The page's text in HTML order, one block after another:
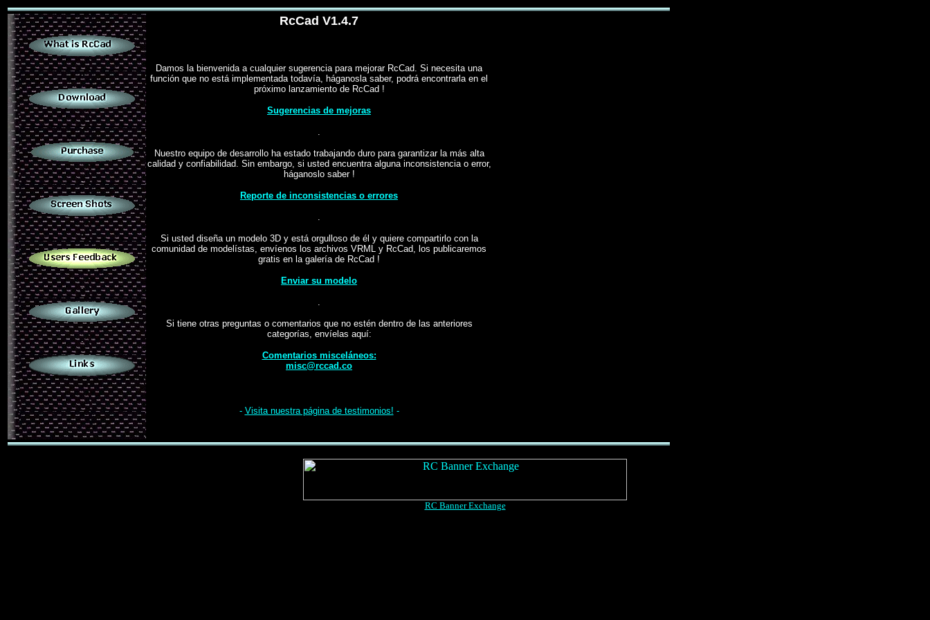
.
.
.
.
.
.
.
RcCad V1.4.7
Damos la bienvenida a cualquier sugerencia para mejorar RcCad. Si necesita una
función que no está implementada todavía, háganosla saber, podrá encontrarla en el
próximo lanzamiento de RcCad !
Sugerencias de mejoras
.
Nuestro equipo de desarrollo ha estado trabajando duro para garantizar la más alta
calidad y confiabilidad. Sin embargo, si usted encuentra alguna inconsistencia o error,
háganoslo saber !
Reporte de inconsistencias o errores
.
Si usted diseña un modelo 3D y está orgulloso de él y quiere compartirlo con la
comunidad de modelístas, envíenos los archivos VRML y RcCad, los publicaremos
gratis en la galería de RcCad !
Enviar su modelo
.
Si tiene otras preguntas o comentarios que no estén dentro de las anteriores
categorías, envíelas aquí:
Comentarios misceláneos:
misc@rccad.co
- Visita nuestra página de testimonios! -
RC Banner Exchange